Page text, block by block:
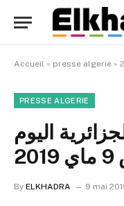
Accueil » presse algerie »
PRESSE ALGERIE
اليوم
By ELKHADRA 9 mai